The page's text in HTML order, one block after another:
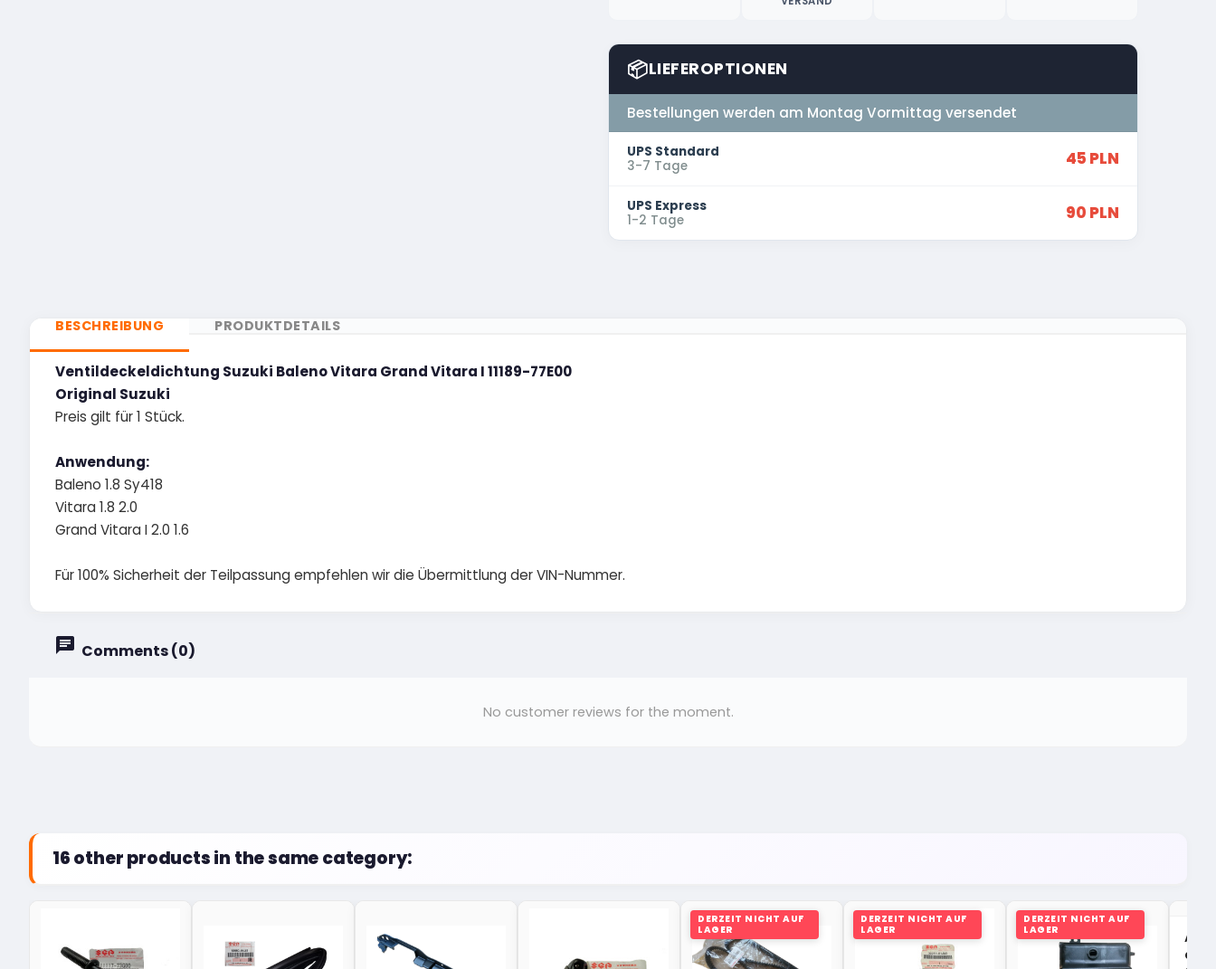
📦LIEFEROPTIONEN
Bestellungen werden am Montag Vormittag versendet
UPS Standard
3-7 Tage
45 PLN
UPS Express
1-2 Tage
90 PLN
BESCHREIBUNG PRODUKTDETAILS
Ventildeckeldichtung Suzuki Baleno Vitara Grand Vitara I 11189-77E00
Original Suzuki
Preis gilt für 1 Stück.
Anwendung:
Baleno 1.8 Sy418
Vitara 1.8 2.0
Grand Vitara I 2.0 1.6
Für 100% Sicherheit der Teilpassung empfehlen wir die Übermittlung der VIN-Nummer.
Comments (0)
No customer reviews for the moment.
16 other products in the same category:
DERZEIT NICHT AUF
LAGER
DERZEIT NICHT AUF
LAGER
DERZEIT NICHT AUF
LAGER